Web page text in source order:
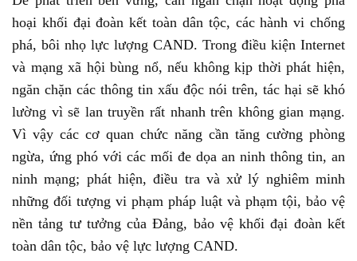
hoại khối đại đoàn kết toàn dân tộc, các hành vi chống
phá, bôi nhọ lực lượng CAND. Trong điều kiện Internet
và mạng xã hội bùng nổ, nếu không kịp thời phát hiện,
ngăn chặn các thông tin xấu độc nói trên, tác hại sẽ khó
lường vì sẽ lan truyền rất nhanh trên không gian mạng.
Vì vậy các cơ quan chức năng cần tăng cường phòng
ngừa, ứng phó với các mối đe dọa an ninh thông tin, an
ninh mạng; phát hiện, điều tra và xử lý nghiêm minh
những đối tượng vi phạm pháp luật và phạm tội, bảo vệ
nền tảng tư tưởng của Đảng, bảo vệ khối đại đoàn kết
toàn dân tộc, bảo vệ lực lượng CAND.